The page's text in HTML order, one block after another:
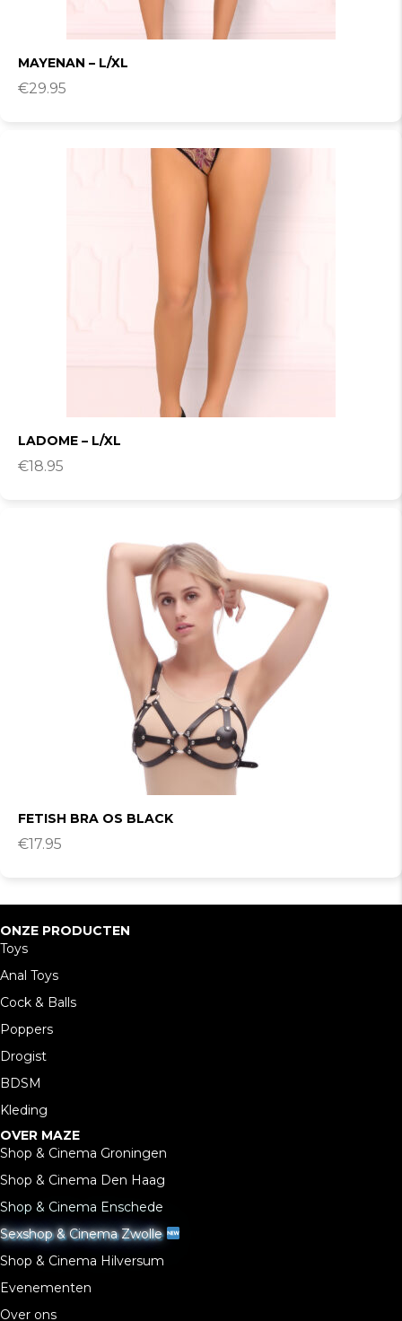
MAYENAN – L/XL
€29.95
LADOME – L/XL
€18.95
FETISH BRA OS BLACK
€17.95
ONZE PRODUCTEN
Toys
Anal Toys
Cock & Balls
Poppers
Drogist
BDSM
Kleding
OVER MAZE
Shop & Cinema Groningen
Shop & Cinema Den Haag
Shop & Cinema Enschede
Sexshop & Cinema Zwolle
Shop & Cinema Hilversum
Evenementen
Over ons